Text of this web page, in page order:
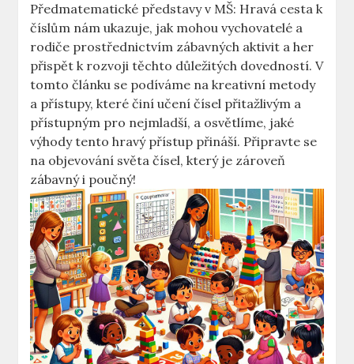
Předmatematické představy v MŠ: Hravá cesta k
číslům nám ukazuje, jak mohou vychovatelé a
rodiče prostřednictvím zábavných aktivit a her
přispět k rozvoji těchto důležitých dovedností. V
tomto článku se podíváme na kreativní metody
a přístupy, které činí učení čísel přitažlivým a
přístupným pro nejmladší, a osvětlíme, jaké
výhody tento hravý přístup přináší. Připravte se
na objevování světa čísel, který je zároveň
zábavný i poučný!